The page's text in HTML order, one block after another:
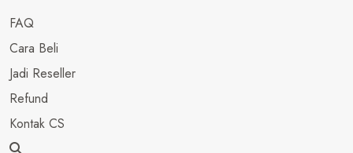
FAQ
Cara Beli
Jadi Reseller
Refund
Kontak CS